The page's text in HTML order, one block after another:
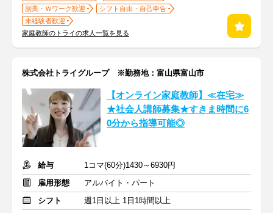
副業・Ｗワーク歓迎
シフト自由・自己申告
未経験者歓迎
家庭教師のトライの求人一覧を見る
株式会社トライグループ ※勤務地：富山県富山市
【オンライン家庭教師】≪在宅≫
★社会人講師募集★すきま時間に6
0分から指導可能◎
給与
1コマ(60分)1430～6930円
雇用形態
アルバイト・パート
シフト
週1日以上 1日1時間以上